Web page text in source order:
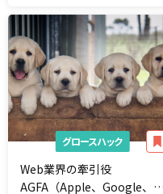
グロースハック
Web業界の牽引役
AGFA（Apple、Google、